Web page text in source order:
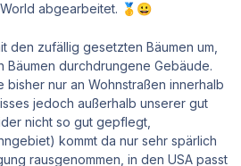
abgearbeitet. 🥇 😀
den zufällig gesetzten Bäumen um,
Bäumen durchdrungene Gebäude.
nur an Wohnstraßen innerhalb
jedoch außerhalb unserer gut
nicht so gut gepflegt,
kommt da nur sehr spärlich
rausgenommen, in den USA passt